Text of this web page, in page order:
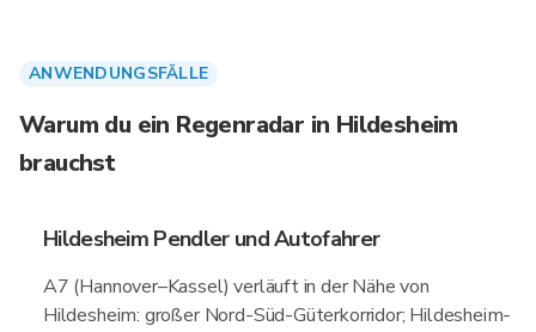
ANWENDUNGSFÄLLE
Warum du ein Regenradar in Hildesheim
brauchst
Hildesheim Pendler und Autofahrer
A7 (Hannover–Kassel) verläuft in der Nähe von
Hildesheim: großer Nord-Süd-Güterkorridor; Hildesheim-